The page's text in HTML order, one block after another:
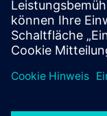
© Siemens 1996 –
Corporate Information
Privacy Notice
Cookie Notice